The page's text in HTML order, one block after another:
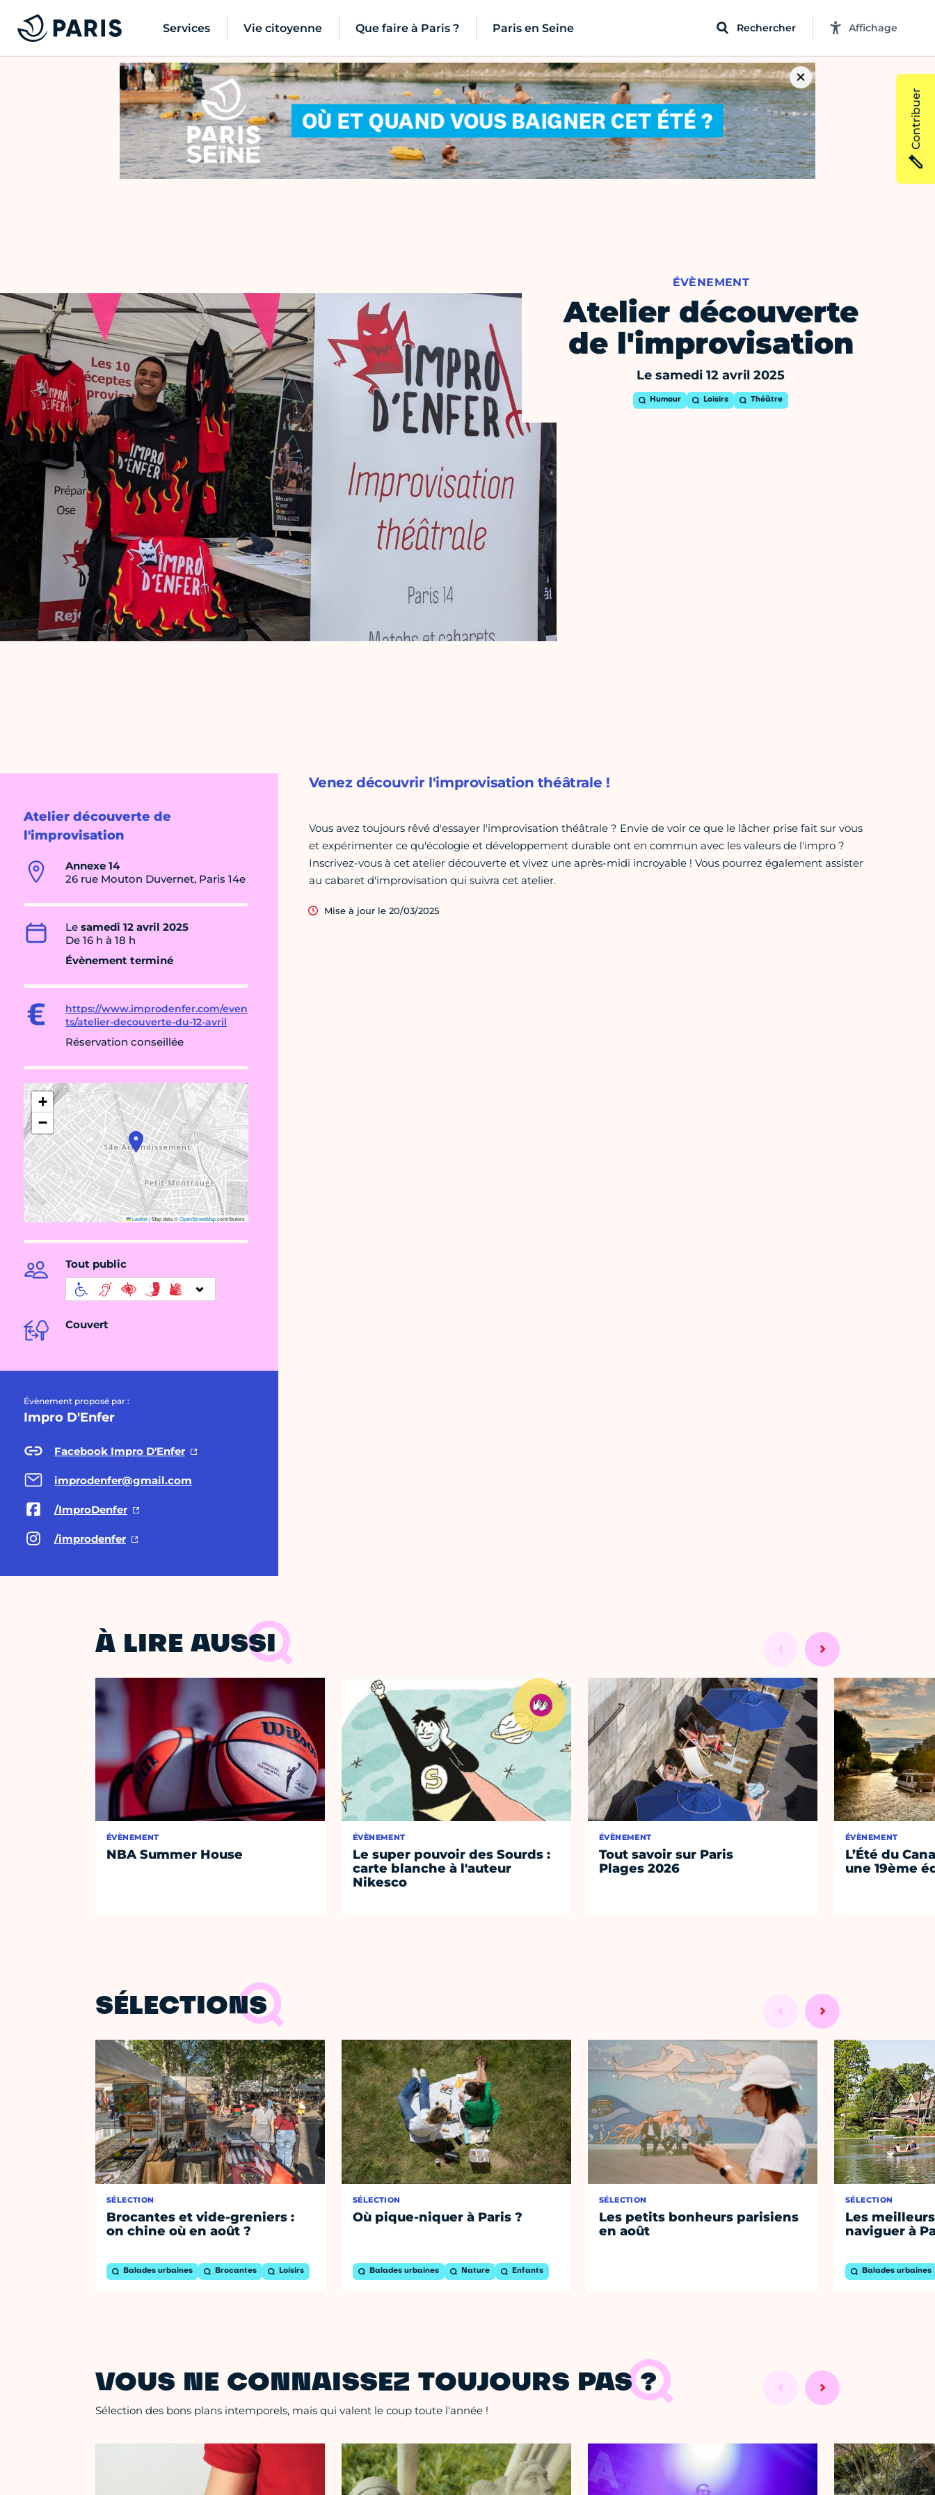
Services Vie citoyenne Que faire à Paris ? Paris en Seine Rechercher Affichage
ÉVÈNEMENT
Atelier découverte
de l'improvisation
Le samedi 12 avril 2025
Humour Loisirs Théâtre
Atelier découverte de
l'improvisation
Annexe 14
26 rue Mouton Duvernet, Paris 14e
Le samedi 12 avril 2025
De 16 h à 18 h
Évènement terminé
https://www.improdenfer.com/even
ts/atelier-decouverte-du-12-avril
Réservation conseillée
+
−
Leaflet|Map data ©OpenStreetMapcontributors
Tout public
Couvert
Évènement proposé par :
Impro D'Enfer
Facebook Impro D'Enfer
improdenfer@gmail.com
/ImproDenfer
/improdenfer
Venez découvrir l'improvisation théâtrale !
Vous avez toujours rêvé d'essayer l'improvisation théâtrale ? Envie de voir ce que le lâcher prise fait sur vous
et expérimenter ce qu'écologie et développement durable ont en commun avec les valeurs de l'impro ?
Inscrivez-vous à cet atelier découverte et vivez une après-midi incroyable ! Vous pourrez également assister
au cabaret d'improvisation qui suivra cet atelier.
Mise à jour le 20/03/2025
À LIRE AUSSI
ÉVÈNEMENT
NBA Summer House
ÉVÈNEMENT
Le super pouvoir des Sourds :
carte blanche à l'auteur
Nikesco
ÉVÈNEMENT
Tout savoir sur Paris
Plages 2026
ÉVÈNEMENT
L’Été du
une 19ème
SÉLECTIONS
SÉLECTION
Brocantes et vide-greniers :
on chine où en août ?
Balades urbaines Brocantes Loisirs
SÉLECTION
Où pique-niquer à Paris ?
Balades urbaines Nature Enfants
SÉLECTION
Les petits bonheurs parisiens
en août
SÉLECTION
Les
naviguer à
Balades urbaines
VOUS NE CONNAISSEZ TOUJOURS PAS ?
Sélection des bons plans intemporels, mais qui valent le coup toute l'année !
Contribuer